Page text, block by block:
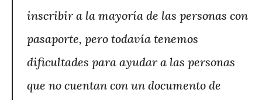
inscribir a la mayoría de las personas con
pasaporte, pero todavía tenemos
dificultades para ayudar a las personas
que no cuentan con un documento de